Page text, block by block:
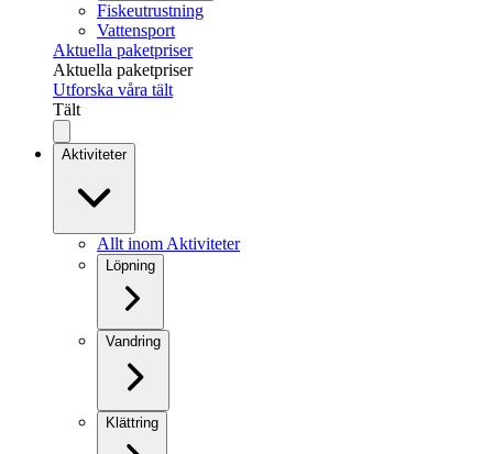
Fiskeutrustning
Vattensport
Aktuella paketpriser
Aktuella paketpriser
Utforska våra tält
Tält
Aktiviteter
Allt inom Aktiviteter
Löpning
Vandring
Klättring